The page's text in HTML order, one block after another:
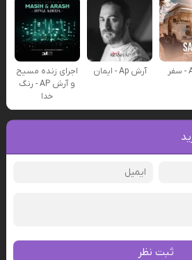
آرش Ap - ایمان
اجرای زنده مسیح
و آرش AP - رنگ
خدا
ثبت نظر